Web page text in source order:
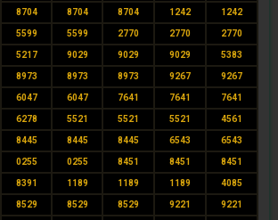
8704 8704 8704 1242 1242
5599 5599 2770 2770 2770
5217 9029 9029 9029 5383
8973 8973 8973 9267 9267
6047 6047 7641 7641 7641
6278 5521 5521 5521 4561
8445 8445 8445 6543 6543
0255 0255 8451 8451 8451
8391 1189 1189 1189 4085
8529 8529 8529 9221 9221